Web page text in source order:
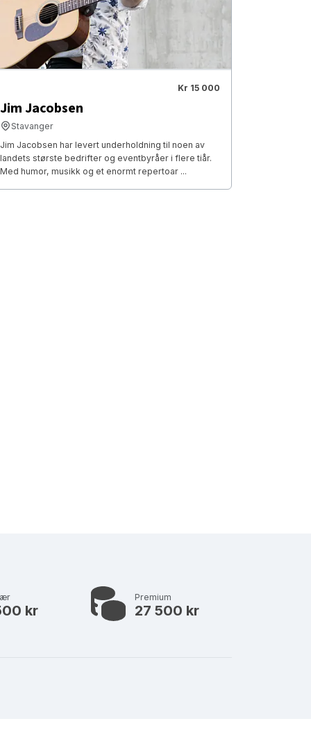
Kr 15 000
Jim Jacobsen
Stavanger
Jim Jacobsen har levert underholdning til noen av
landets største bedrifter og eventbyråer i flere tiår.
Med humor, musikk og et enormt repertoar ...
kr
Premium
27 500 kr